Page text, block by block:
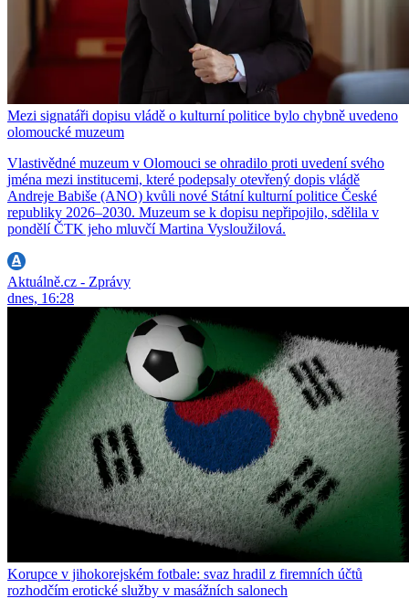
Mezi signatáři dopisu vládě o kulturní politice bylo chybně uvedeno
olomoucké muzeum
Vlastivědné muzeum v Olomouci se ohradilo proti uvedení svého
jména mezi institucemi, které podepsaly otevřený dopis vládě
Andreje Babiše (ANO) kvůli nové Státní kulturní politice České
republiky 2026–2030. Muzeum se k dopisu nepřipojilo, sdělila v
pondělí ČTK jeho mluvčí Martina Vysloužilová.
Aktuálně.cz - Zprávy
dnes, 16:28
Korupce v jihokorejském fotbale: svaz hradil z firemních účtů
rozhodčím erotické služby v masážních salonech